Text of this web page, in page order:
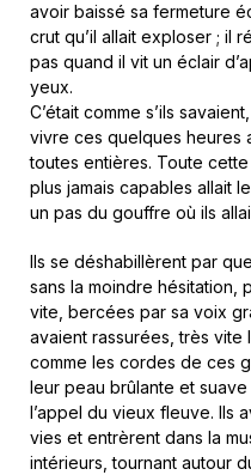
avoir baissé sa fermeture
crut qu’il allait exploser ; il
pas quand il vit un éclair
yeux.
C’était comme s’ils
vivre ces quelques heures
toutes entières. Toute
plus jamais capables allait
un pas du gouffre où ils
Ils se déshabillèrent par
sans la moindre hésitation,
vite, bercées par sa voix
avaient rassurées, très vite
comme les cordes de ces
leur peau brûlante et
l’appel du vieux fleuve. Ils
vies et entrèrent dans la
intérieurs, tournant autour